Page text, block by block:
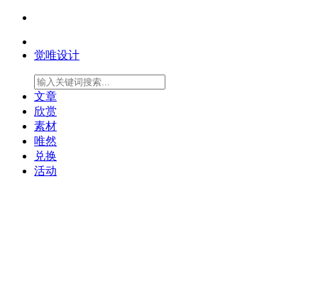
觉唯设计
文章
欣赏
素材
唯然
兑换
活动